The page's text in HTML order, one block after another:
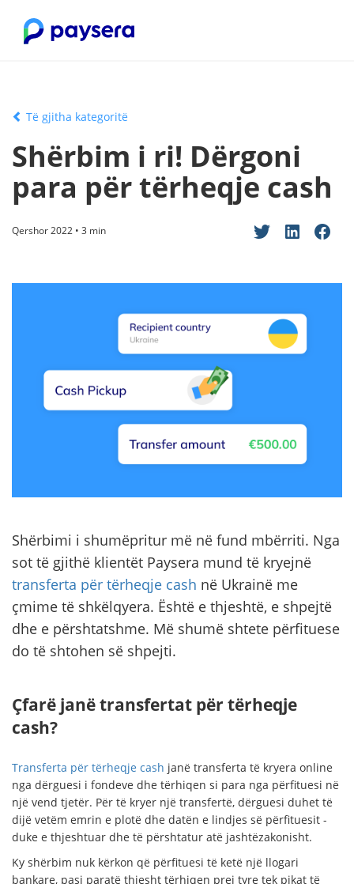
Të gjitha kategoritë
Shërbim i ri! Dërgoni
para për tërheqje cash
Qershor 2022 • 3 min
Shërbimi i shumëpritur më në fund mbërriti. Nga
sot të gjithë klientët Paysera mund të kryejnë
transferta për tërheqje cash në Ukrainë me
çmime të shkëlqyera. Është e thjeshtë, e shpejtë
dhe e përshtatshme. Më shumë shtete përfituese
do të shtohen së shpejti.
Çfarë janë transfertat për tërheqje
cash?
Transferta për tërheqje cash janë transferta të kryera online
nga dërguesi i fondeve dhe tërhiqen si para nga përfituesi në
një vend tjetër. Për të kryer një transfertë, dërguesi duhet të
dijë vetëm emrin e plotë dhe datën e lindjes së përfituesit -
duke e thjeshtuar dhe të përshtatur atë jashtëzakonisht.
Ky shërbim nuk kërkon që përfituesi të ketë një llogari
bankare, pasi paratë thjesht tërhiqen prej tyre tek pikat të